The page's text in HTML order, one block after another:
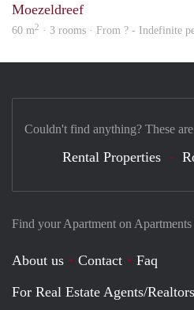
Moezeldreef
60 m2 · 3 rooms · From ? - Indefinite
Find your Apartment on
About us Contact
Faq
For Real Estate Agents/Realtors
Couldn't find anything? These
Rental Properties